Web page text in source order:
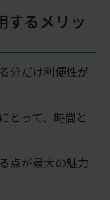
するメリッ
分だけ利便性が
とって、時間と
点が最大の魅力